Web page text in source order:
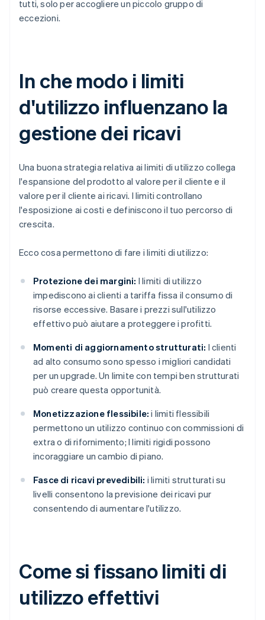
tutti, solo per accogliere un piccolo gruppo di
eccezioni.
In che modo i limiti
d'utilizzo influenzano la
gestione dei ricavi
Una buona strategia relativa ai limiti di utilizzo collega
l'espansione del prodotto al valore per il cliente e il
valore per il cliente ai ricavi. I limiti controllano
l'esposizione ai costi e definiscono il tuo percorso di
crescita.
Ecco cosa permettono di fare i limiti di utilizzo:
Protezione dei margini: I limiti di utilizzo
impediscono ai clienti a tariffa fissa il consumo di
risorse eccessive. Basare i prezzi sull'utilizzo
effettivo può aiutare a proteggere i profitti.
Momenti di aggiornamento strutturati: I clienti
ad alto consumo sono spesso i migliori candidati
per un upgrade. Un limite con tempi ben strutturati
può creare questa opportunità.
Monetizzazione flessibile: i limiti flessibili
permettono un utilizzo continuo con commissioni di
extra o di rifornimento; I limiti rigidi possono
incoraggiare un cambio di piano.
Fasce di ricavi prevedibili: i limiti strutturati su
livelli consentono la previsione dei ricavi pur
consentendo di aumentare l'utilizzo.
Come si fissano limiti di
utilizzo effettivi